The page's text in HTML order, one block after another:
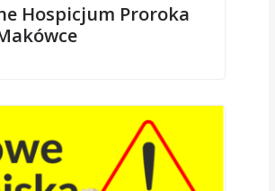
Hospicjum Proroka